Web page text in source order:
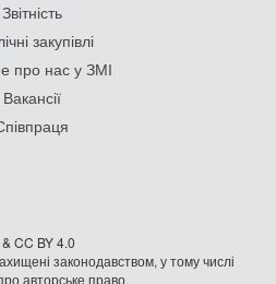
Звітність
закупівлі
про нас у ЗМІ
Вакансії
CC BY 4.0
законодавством, у тому числі
авторське право.